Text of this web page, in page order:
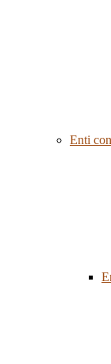
Enti